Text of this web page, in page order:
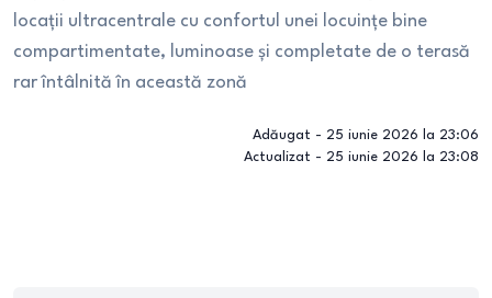
locații ultracentrale cu confortul unei locuințe bine
compartimentate, luminoase și completate de o terasă
rar întâlnită în această zonă
Adăugat - 25 iunie 2026 la 23:06
Actualizat - 25 iunie 2026 la 23:08